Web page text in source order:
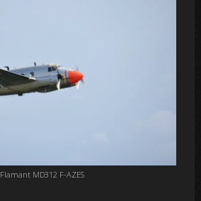
Flamant MD312 F-AZES